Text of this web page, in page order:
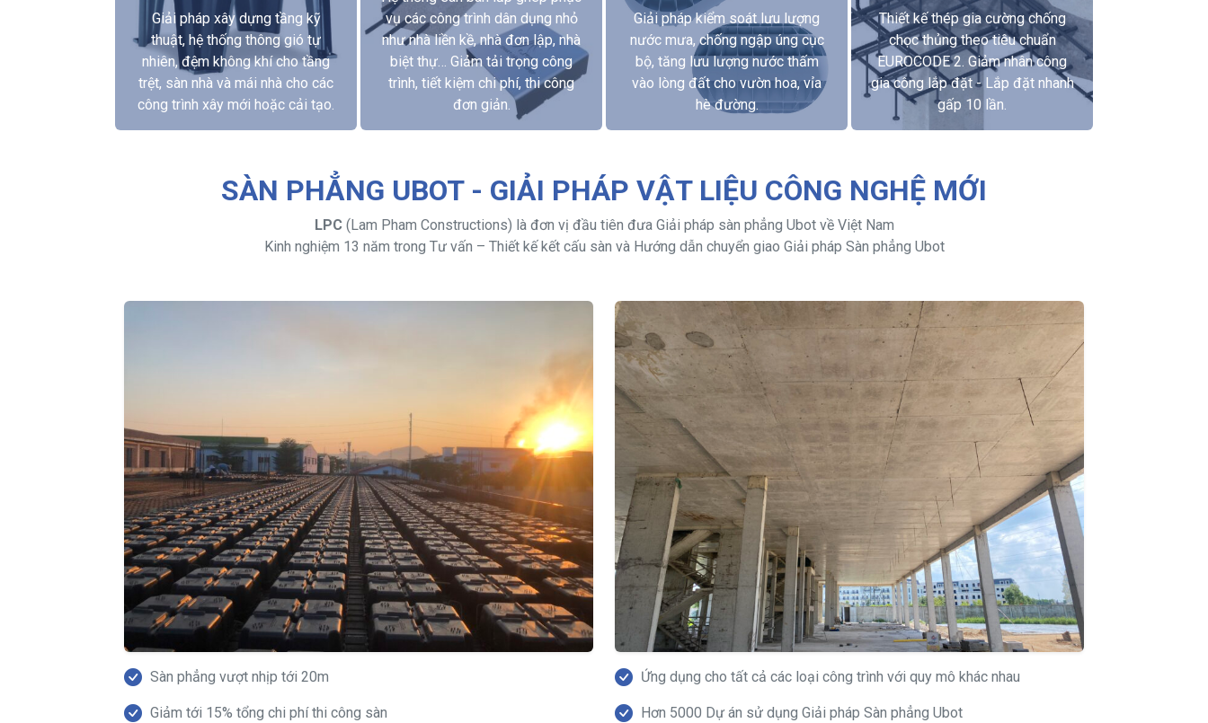
Giải pháp xây dựng tầng kỹ
thuật, hệ thống thông gió tự
nhiên, đệm không khí cho tầng
trệt, sàn nhà và mái nhà cho các
công trình xây mới hoặc cải tạo.
vụ các công trình dân dụng nhỏ
như nhà liền kề, nhà đơn lập, nhà
biệt thự… Giảm tải trọng công
trình, tiết kiệm chi phí, thi công
đơn giản.
Giải pháp kiểm soát lưu lượng
nước mưa, chống ngập úng cục
bộ, tăng lưu lượng nước thấm
vào lòng đất cho vườn hoa, vỉa
hè đường.
Thiết kế thép gia cường chống
chọc thủng theo tiêu chuẩn
EUROCODE 2. Giảm nhân công
gia công lắp đặt - Lắp đặt nhanh
gấp 10 lần.
SÀN PHẲNG UBOT - GIẢI PHÁP VẬT LIỆU CÔNG NGHỆ MỚI
LPC(Lam Pham Constructions) là đơn vị đầu tiên đưa Giải pháp sàn phẳng Ubot về Việt Nam
Kinh nghiệm 13 năm trong Tư vấn – Thiết kế kết cấu sàn và Hướng dẫn chuyển giao Giải pháp Sàn phẳng Ubot
Sàn phẳng vượt nhịp tới 20m
Giảm tới 15% tổng chi phí thi công sàn
Ứng dụng cho tất cả các loại công trình với quy mô khác nhau
Hơn 5000 Dự án sử dụng Giải pháp Sàn phẳng Ubot